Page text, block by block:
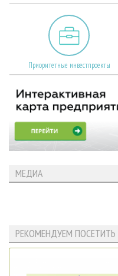
Приоритетные инвестпроекты
МЕДИА
РЕКОМЕНДУЕМ ПОСЕТИТЬ